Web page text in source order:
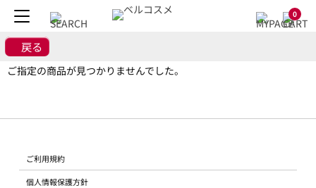
0
戻る
ご指定の商品が見つかりませんでした。
ご利用規約
個人情報保護方針